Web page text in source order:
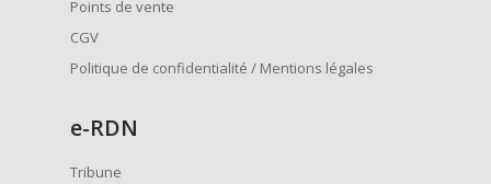
Points de vente
CGV
Politique de confidentialité / Mentions légales
e-RDN
Tribune